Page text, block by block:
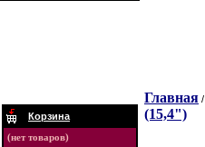
Корзина
(нет товаров)
Главная /
(15,4")